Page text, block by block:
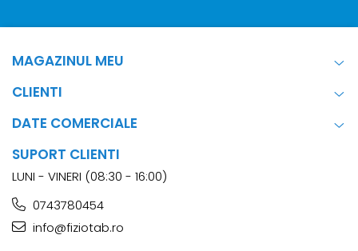
MAGAZINUL MEU
CLIENTI
DATE COMERCIALE
SUPORT CLIENTI
LUNI - VINERI (08:30 - 16:00)
0743780454
info@fiziotab.ro